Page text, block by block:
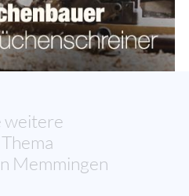
weitere
Memmingen